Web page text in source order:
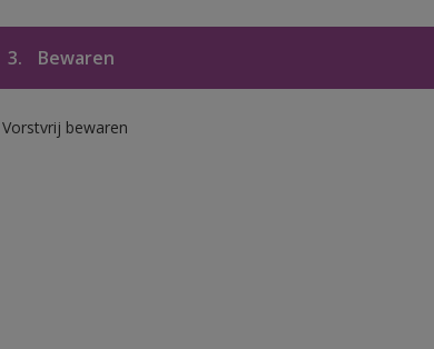
3. Bewaren
Vorstvrij bewaren